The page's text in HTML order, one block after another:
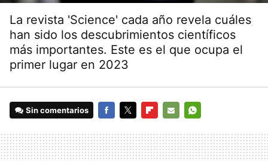
La revista 'Science' cada año revela cuáles
han sido los descubrimientos científicos
más importantes. Este es el que ocupa el
primer lugar en 2023
Sin comentarios
MAIL